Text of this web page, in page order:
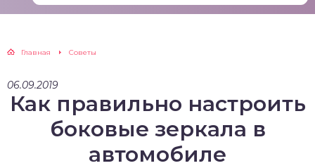
Главная Советы
06.09.2019
Как правильно настроить
боковые зеркала в
автомобиле